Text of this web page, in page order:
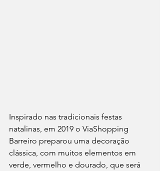
Inspirado nas tradicionais festas
natalinas, em 2019 o ViaShopping
Barreiro preparou uma decoração
clássica, com muitos elementos em
verde, vermelho e dourado, que será